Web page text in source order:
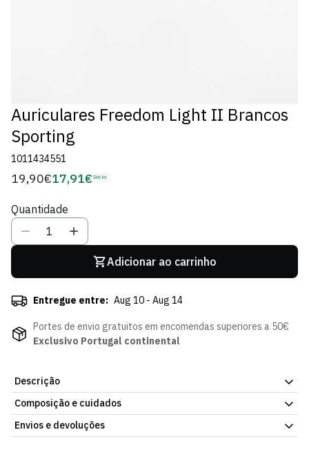
Auriculares Freedom Light II Brancos
Sporting
1011434551
Preço
19,90€ Preço
Sócio
17,91€ Sócio
Quantidade
Adicionar ao carrinho
Entregue entre: Aug 10 - Aug 14
Portes de envio gratuitos em encomendas superiores a 50€
Exclusivo Portugal continental
Descrição
Os auriculares brancos do Sporting CP, com o branding do clube,
são ideais para ouvires a música que te acompanha no dia a dia.
Os Auriculares Freedom Light II Brancos apresentam um design
Composição e cuidados
Envios e devoluções